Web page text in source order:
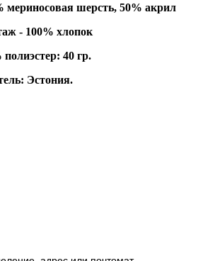
мериносовая шерсть, 50% акрил
- 100% хлопок
40 гр.
Эстония.